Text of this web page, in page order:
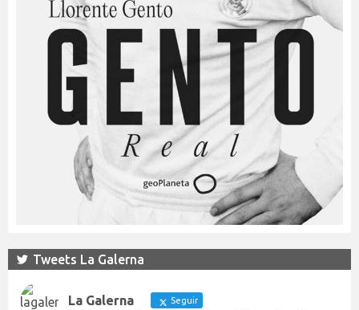
Tweets La Galerna
La Galerna Seguir